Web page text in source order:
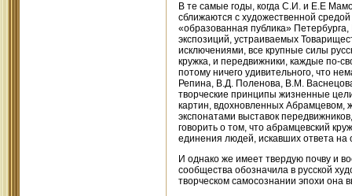
В те самые годы, когда С.И. и Е.Е
сближаются с художественной
«образованная публика»
экспозиций, устраиваемых
исключениями, все крупные силы
кружка, и передвижники, каждые по-
потому ничего удивительного, что
Репина, В.Д. Поленова, В.М.
творческие принципы жизненные
картин, вдохновленных Абрамцевом,
экспонатами выставок
говорить о том, что абрамцевский
единения людей, искавших ответа
И однако же имеет твердую почву и
сообщества обозначила в русской
творческом самосознании эпохи она